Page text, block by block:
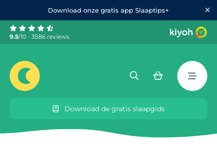
Download onze gratis app Slaaptips+
9.5/10 - 3586 reviews
Download de gratis slaapgids